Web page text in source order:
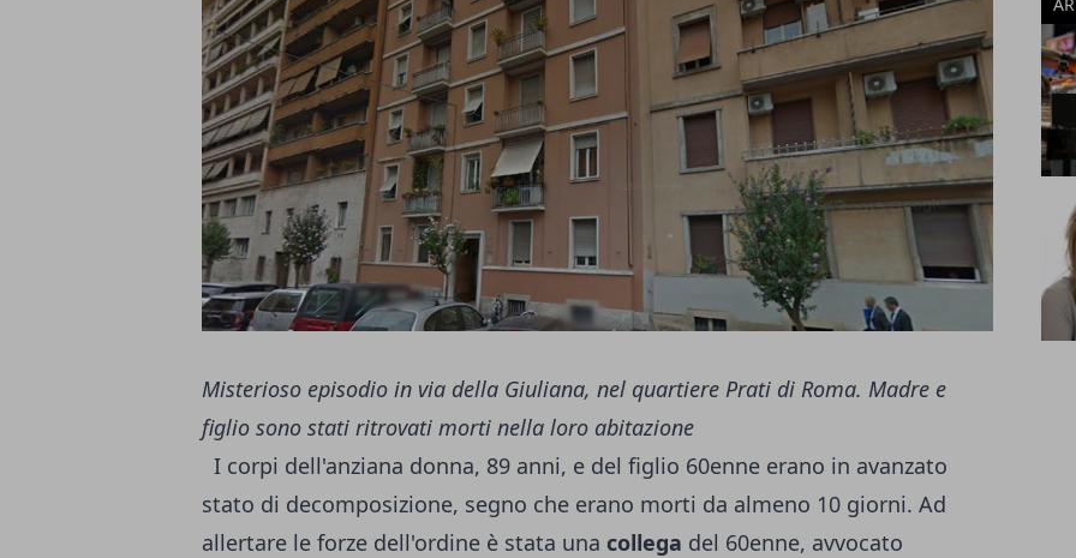
Misterioso episodio in via della Giuliana, nel quartiere Prati di Roma. Madre e
figlio sono stati ritrovati morti nella loro abitazione
I corpi dell'anziana donna, 89 anni, e del figlio 60enne erano in avanzato
stato di decomposizione, segno che erano morti da almeno 10 giorni. Ad
allertare le forze dell'ordine è stata una collega del 60enne, avvocato